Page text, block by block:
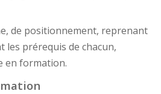
de positionnement, reprenant
les prérequis de chacun,
en formation.